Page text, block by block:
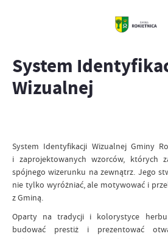
System
Wizualnej
System Identyfikacji Wizualnej Gminy
i zaprojektowanych wzorców, których
spójnego wizerunku na zewnątrz. Jego
nie tylko wyróżniać, ale motywować i
z Gminą.
Oparty na tradycji i kolorystyce
budować prestiż i prezentować